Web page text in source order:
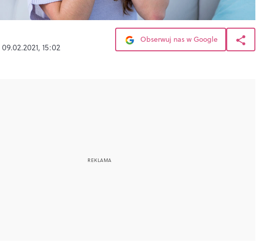
09.02.2021, 15:02
Obserwuj nas w Google